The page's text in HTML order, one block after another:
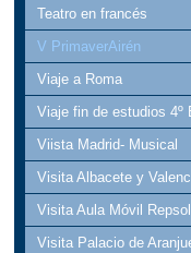
Teatro en francés
V PrimaverAirén
Viaje a Roma
Viaje fin de estudios 4º
Viista Madrid- Musical
Visita Albacete y
Visita Aula Móvil Repsol
Visita Palacio de